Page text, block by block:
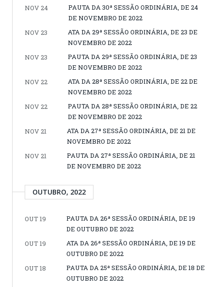
NOV 24
PAUTA DA 30ª SESSÃO ORDINÁRIA, DE 24
DE NOVEMBRO DE 2022
NOV 23
ATA DA 29ª SESSÃO ORDINÁRIA, DE 23 DE
NOVEMBRO DE 2022
NOV 23
PAUTA DA 29ª SESSÃO ORDINÁRIA, DE 23
DE NOVEMBRO DE 2022
NOV 22
ATA DA 28ª SESSÃO ORDINÁRIA, DE 22 DE
NOVEMBRO DE 2022
NOV 22
PAUTA DA 28ª SESSÃO ORDINÁRIA, DE 22
DE NOVEMBRO DE 2022
NOV 21
ATA DA 27ª SESSÃO ORDINÁRIA, DE 21 DE
NOVEMBRO DE 2022
NOV 21
PAUTA DA 27ª SESSÃO ORDINÁRIA, DE 21
DE NOVEMBRO DE 2022
OUTUBRO, 2022
OUT 19
PAUTA DA 26ª SESSÃO ORDINÁRIA, DE 19
DE OUTUBRO DE 2022
OUT 19
ATA DA 26ª SESSÃO ORDINÁRIA, DE 19 DE
OUTUBRO DE 2022
OUT 18
PAUTA DA 25ª SESSÃO ORDINÁRIA, DE 18 DE
OUTUBRO DE 2022